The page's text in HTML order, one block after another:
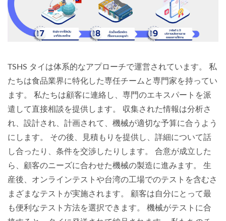
TSHS タイは体系的なアプローチで運営されています。 私
たちは食品業界に特化した専任チームと専門家を持ってい
ます。 私たちは顧客に連絡し、専門のエキスパートを派
遣して直接相談を提供します。 収集された情報は分析さ
れ、設計され、計画されて、機械が適切な予算に合うよう
にします。 その後、見積もりを提供し、詳細について話
し合ったり、条件を交渉したりします。 合意が成立した
ら、顧客のニーズに合わせた機械の製造に進みます。 生
産後、オンラインテストや台湾の工場でのテストを含むさ
まざまなテストが実施されます。 顧客は自分にとって最
も便利なテスト方法を選択できます。 機械がテストに合